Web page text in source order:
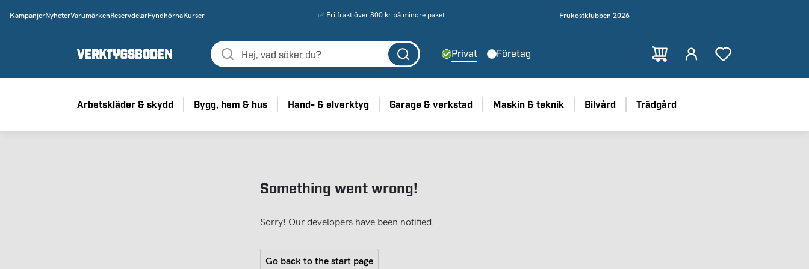
KampanjerNyheterVarumärken ReservdelarFyndhörnaKurser ✅ Fri frakt över 800 kr på mindre paket Frukostklubben 2026
Privat Företag
Arbetskläder & skydd Bygg, hem & hus Hand- & elverktyg Garage & verkstad Maskin & teknik Bilvård Trädgård
Something went wrong!
Sorry! Our developers have been notified.
Go back to the start page